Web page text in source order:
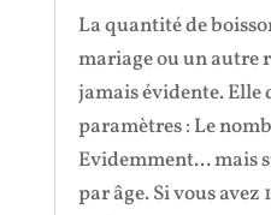
La quantité de
mariage ou un autre
jamais évidente. Elle
paramètres : Le
Evidemment... mais
par âge. Si vous